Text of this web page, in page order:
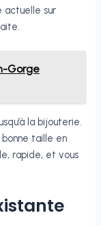
actuelle sur
Gorge
la bijouterie.
taille en
rapide, et vous